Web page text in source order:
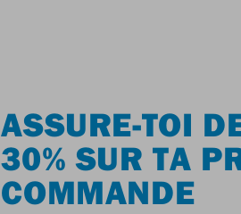
ASSURE-TOI
30% SUR TA
COMMANDE